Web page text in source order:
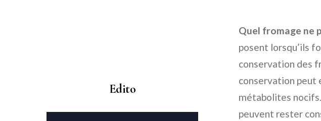
Quel fromage ne
posent lorsqu’ils
conservation des
conservation peut
métabolites
peuvent rester
Edito